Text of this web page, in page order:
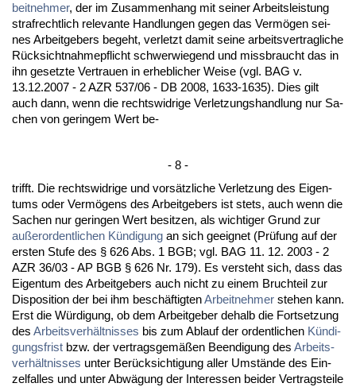
beit­neh­mer, der im Zu­sam­men­hang mit sei­ner Ar­beits­leis­tung
straf­recht­lich re­le­van­te Hand­lun­gen ge­gen das Vermögen sei­
nes Ar­beit­ge­bers be­geht, ver­letzt da­mit sei­ne ar­beits­ver­trag­li­che
Rück­sicht­nah­me­pflicht schwer­wie­gend und miss­braucht das in
ihn ge­setz­te Ver­trau­en in er­heb­li­cher Wei­se (vgl. BAG v.
13.12.2007 - 2 AZR 537/06 - DB 2008, 1633-1635). Dies gilt
auch dann, wenn die rechts­wid­ri­ge Ver­let­zungs­hand­lung nur Sa­
chen von ge­rin­gem Wert be-
- 8 -
trifft. Die rechts­wid­ri­ge und vorsätz­li­che Ver­let­zung des Ei­gen­
tums oder Vermögens des Ar­beit­ge­bers ist stets, auch wenn die
Sa­chen nur ge­rin­gen Wert be­sit­zen, als wich­ti­ger Grund zur
außer­or­dent­li­chen Kündi­gung an sich ge­eig­net (Prüfung auf der
ers­ten Stu­fe des § 626 Abs. 1 BGB; vgl. BAG 11. 12. 2003 - 2
AZR 36/03 - AP BGB § 626 Nr. 179). Es ver­steht sich, dass das
Ei­gen­tum des Ar­beit­ge­bers auch nicht zu ei­nem Bruch­teil zur
Dis­po­si­ti­on der bei ihm beschäftig­tenAr­beit­neh­mer ste­hen kann.
Erst die Würdi­gung, ob dem Ar­beit­ge­ber de­halb die Fort­set­zung
des Ar­beits­verhält­nis­ses bis zum Ab­lauf der or­dent­li­chen Kündi­
gungs­frist bzw. der ver­trags­gemäßen Be­en­di­gung des Ar­beits­
verhält­nis­ses un­ter Berück­sich­ti­gung al­ler Umstände des Ein­
zel­fal­les und un­ter Abwägung der In­ter­es­sen bei­der Ver­trags­tei­le